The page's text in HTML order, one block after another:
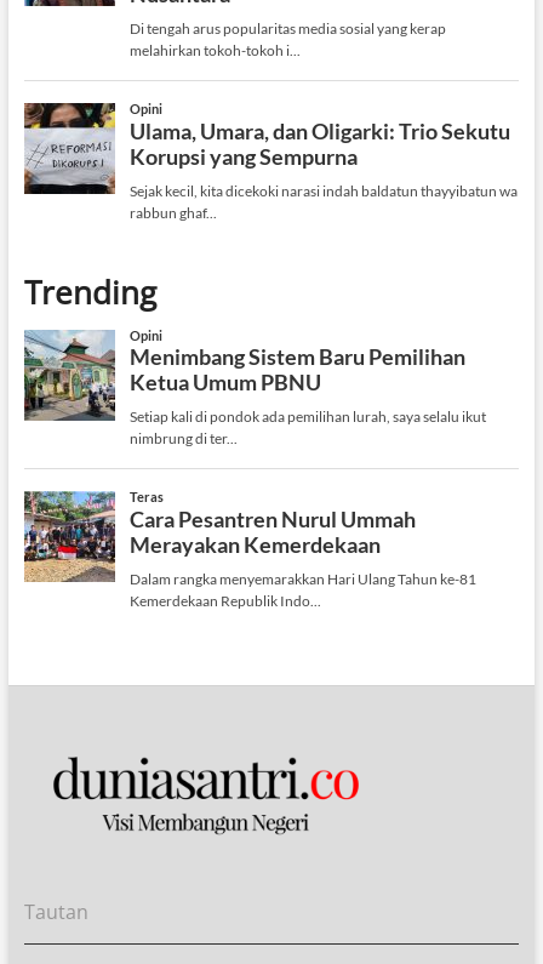
Trending
Tautan